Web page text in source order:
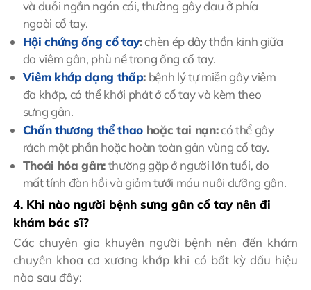
và duỗi ngắn ngón cái, thường gây đau ở phía
ngoài cổ tay.
Hội chứng ống cổ tay:chèn ép dây thần kinh giữa
do viêm gân, phù nề trong ống cổ tay.
Viêm khớp dạng thấp:bệnh lý tự miễn gây viêm
đa khớp, có thể khởi phát ở cổ tay và kèm theo
sưng gân.
Chấn thương thể thaohoặc tai nạn:có thể gây
rách một phần hoặc hoàn toàn gân vùng cổ tay.
Thoái hóa gân:thường gặp ở người lớn tuổi, do
mất tính đàn hồi và giảm tưới máu nuôi dưỡng gân.
4. Khi nào người bệnh sưng gân cổ tay nên đi
khám bác sĩ?
Các chuyên gia khuyên người bệnh nên đến khám
chuyên khoa cơ xương khớp khi có bất kỳ dấu hiệu
nào sau đây: